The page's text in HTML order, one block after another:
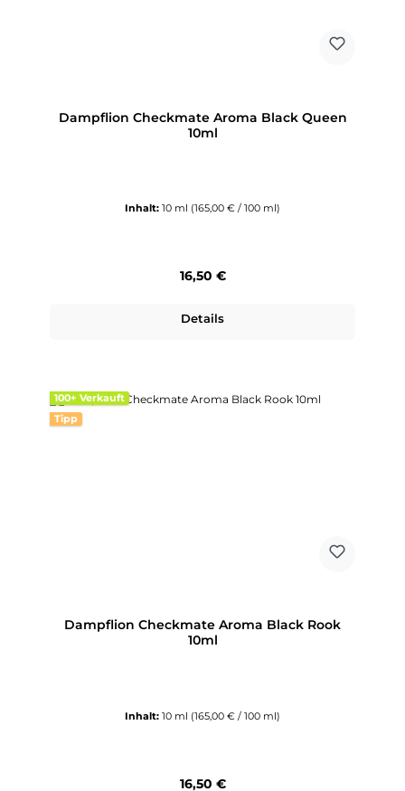
Dampflion Checkmate Aroma Black Queen
10ml
Inhalt: 10 ml (165,00 € / 100 ml)
Regulärer Preis:
16,50 €
Details
100+ Verkauft
Tipp
Dampflion Checkmate Aroma Black Rook
10ml
Inhalt: 10 ml (165,00 € / 100 ml)
Regulärer Preis:
16,50 €